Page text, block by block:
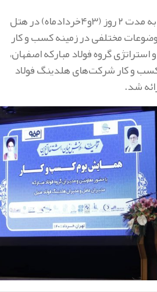
همایش بوم کسب و کار که به مدت ۲ روز (۳و۴خردادماه) در هتل
مختلفی در زمینه کسب و کار
گروه فولاد مبارکه اصفهان،
و کار شرکت‌های هلدینگ فولاد
شد.